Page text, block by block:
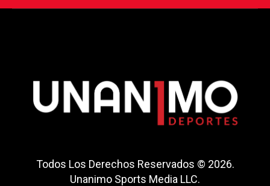
Todos Los Derechos Reservados © 2026.
Unanimo Sports Media LLC.